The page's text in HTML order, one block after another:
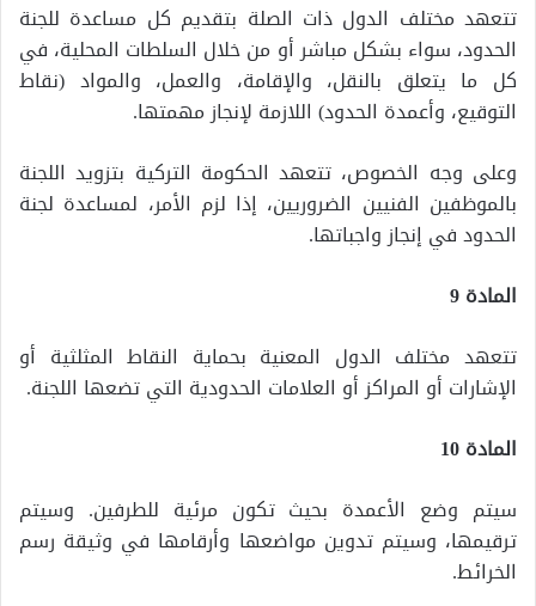
تتعهد مختلف الدول ذات الصلة بتقديم كل مساعدة للجنة
الحدود، سواء بشكل مباشر أو من خلال السلطات المحلية، في
كل ما يتعلق بالنقل، والإقامة، والعمل، والمواد (نقاط
التوقيع، وأعمدة الحدود) اللازمة لإنجاز مهمتها.
وعلى وجه الخصوص، تتعهد الحكومة التركية بتزويد اللجنة
بالموظفين الفنيين الضروريين، إذا لزم الأمر، لمساعدة لجنة
الحدود في إنجاز واجباتها.
المادة 9
تتعهد مختلف الدول المعنية بحماية النقاط المثلثية أو
الإشارات أو المراكز أو العلامات الحدودية التي تضعها اللجنة.
المادة 10
سيتم وضع الأعمدة بحيث تكون مرئية للطرفين. وسيتم
ترقيمها، وسيتم تدوين مواضعها وأرقامها في وثيقة رسم
الخرائط.